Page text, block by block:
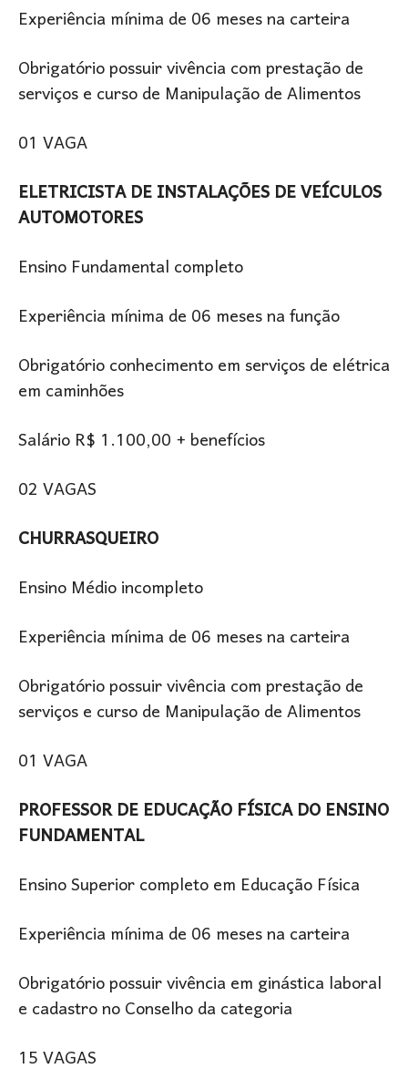
Experiência mínima de 06 meses na carteira
Obrigatório possuir vivência com prestação de
serviços e curso de Manipulação de Alimentos
01 VAGA
ELETRICISTA DE INSTALAÇÕES DE VEÍCULOS
AUTOMOTORES
Ensino Fundamental completo
Experiência mínima de 06 meses na função
Obrigatório conhecimento em serviços de elétrica
em caminhões
Salário R$ 1.100,00 + benefícios
02 VAGAS
CHURRASQUEIRO
Ensino Médio incompleto
Experiência mínima de 06 meses na carteira
Obrigatório possuir vivência com prestação de
serviços e curso de Manipulação de Alimentos
01 VAGA
PROFESSOR DE EDUCAÇÃO FÍSICA DO ENSINO
FUNDAMENTAL
Ensino Superior completo em Educação Física
Experiência mínima de 06 meses na carteira
Obrigatório possuir vivência em ginástica laboral
e cadastro no Conselho da categoria
15 VAGAS